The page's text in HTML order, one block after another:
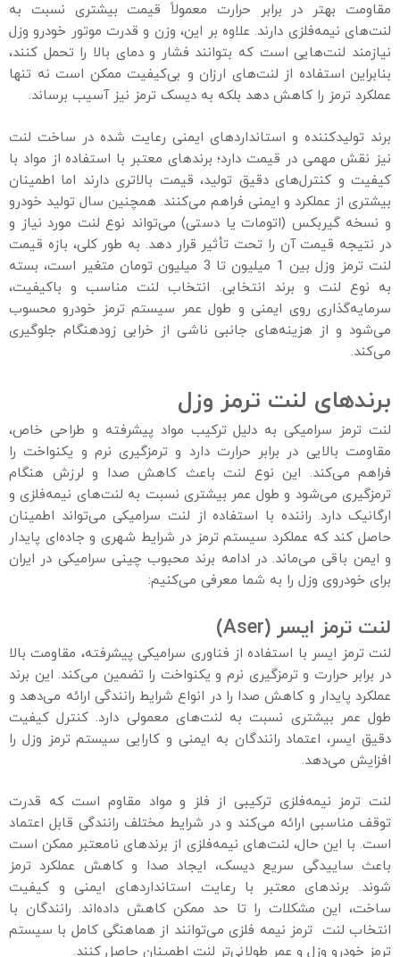
مقاومت بهتر در برابر حرارت معمولاً قیمت بیشتری نسبت به
لنت‌های نیمه‌فلزی دارند. علاوه بر این، وزن و قدرت موتور خودرو وزل
نیازمند لنت‌هایی است که بتوانند فشار و دمای بالا را تحمل کنند،
بنابراین استفاده از لنت‌های ارزان و بی‌کیفیت ممکن است نه تنها
عملکرد ترمز را کاهش دهد بلکه به دیسک ترمز نیز آسیب برساند.
برند تولیدکننده و استانداردهای ایمنی رعایت شده در ساخت لنت
نیز نقش مهمی در قیمت دارد؛ برندهای معتبر با استفاده از مواد با
کیفیت و کنترل‌های دقیق تولید، قیمت بالاتری دارند اما اطمینان
بیشتری از عملکرد و ایمنی فراهم می‌کنند. همچنین سال تولید خودرو
و نسخه گیربکس (اتومات یا دستی) می‌تواند نوع لنت مورد نیاز و
در نتیجه قیمت آن را تحت تأثیر قرار دهد. به طور کلی، بازه قیمت
لنت ترمز وزل بین 1 میلیون تا 3 میلیون تومان متغیر است، بسته
به نوع لنت و برند انتخابی. انتخاب لنت مناسب و باکیفیت،
سرمایه‌گذاری روی ایمنی و طول عمر سیستم ترمز خودرو محسوب
می‌شود و از هزینه‌های جانبی ناشی از خرابی زودهنگام جلوگیری
می‌کند.
برندهای لنت ترمز وزل
لنت ترمز سرامیکی به دلیل ترکیب مواد پیشرفته و طراحی خاص،
مقاومت بالایی در برابر حرارت دارد و ترمزگیری نرم و یکنواخت را
فراهم می‌کند. این نوع لنت باعث کاهش صدا و لرزش هنگام
ترمزگیری می‌شود و طول عمر بیشتری نسبت به لنت‌های نیمه‌فلزی و
ارگانیک دارد. راننده با استفاده از لنت سرامیکی می‌تواند اطمینان
حاصل کند که عملکرد سیستم ترمز در شرایط شهری و جاده‌ای پایدار
و ایمن باقی می‌ماند. در ادامه برند محبوب چینی سرامیکی در ایران
برای خودروی وزل را به شما معرفی می‌کنیم:
لنت ترمز ایسر (Aser)
لنت ترمز ایسر با استفاده از فناوری سرامیکی پیشرفته، مقاومت بالا
در برابر حرارت و ترمزگیری نرم و یکنواخت را تضمین می‌کند. این برند
عملکرد پایدار و کاهش صدا را در انواع شرایط رانندگی ارائه می‌دهد و
طول عمر بیشتری نسبت به لنت‌های معمولی دارد. کنترل کیفیت
دقیق ایسر، اعتماد رانندگان به ایمنی و کارایی سیستم ترمز وزل را
افزایش می‌دهد.
لنت ترمز نیمه‌فلزی ترکیبی از فلز و مواد مقاوم است که قدرت
توقف مناسبی ارائه می‌کند و در شرایط مختلف رانندگی قابل اعتماد
است. با این حال، لنت‌های نیمه‌فلزی از برندهای نامعتبر ممکن است
باعث ساییدگی سریع دیسک، ایجاد صدا و کاهش عملکرد ترمز
شوند. برندهای معتبر با رعایت استانداردهای ایمنی و کیفیت
ساخت، این مشکلات را تا حد ممکن کاهش داده‌اند. رانندگان با
انتخاب لنت ترمز نیمه فلزی می‌توانند از هماهنگی کامل با سیستم
ترمز خودرو وزل و عمر طولانی‌تر لنت اطمینان حاصل کنند.